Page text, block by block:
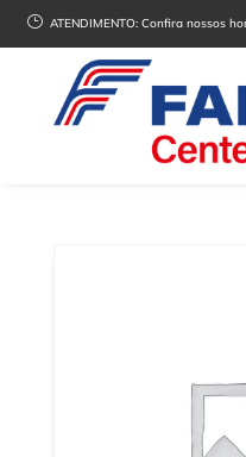
} ATENDIMENTO:Confira nossos